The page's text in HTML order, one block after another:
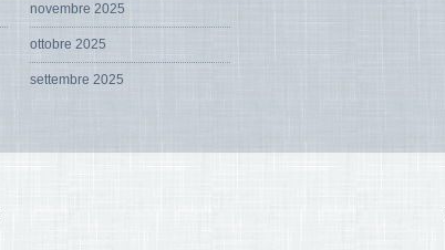
novembre 2025
ottobre 2025
settembre 2025